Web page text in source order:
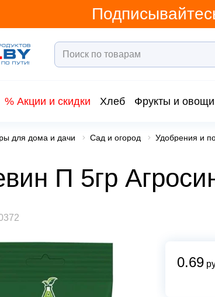
% Акции и скидки Хлеб Фрукты и овощи
для дома и дачи Сад и огород Удобрения и
П 5гр
0.69